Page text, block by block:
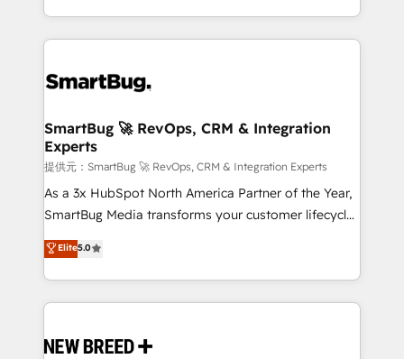
service wired together. ➤ AI and Integrations: Layer
tune-ups, feature rollouts, adoption coaching. Buying
HubSpot, switching to it, or reviving a stale portal?
We are built for the work.
をする会社か？ HubSpotを共通基盤に、AIエージェン
トを組み込んだ顧客フロント業務（マーケティング・営
ィブ・エージェンシーです。事業部・グループ会社・部
を、CRMを軸とした全社共通基盤に再構築します。意
思決定者・PMO・現場担当者に並走します。 1️⃣
HubSpot導入・活用支援 顧客データの一元化から、
GTMの見える化・自動化まで。全Hub統合運用、デー
タ品質設計、グループ横断のCRM統合に対応します。
の一部をAIが自律実行する組織への移行を設計・実装。
Breeze・Claude等をHubSpotと連携させ、役割定義・
革を、構想から実装・定着までPMOとして主導。「設
SmartBug 🚀 RevOps, CRM & Integration
Experts
提供元：SmartBug 🚀 RevOps, CRM & Integration Experts
As a 3x HubSpot North America Partner of the Year,
SmartBug Media transforms your customer lifecycle
into a revenue engine. Our unified ecosystem
includes specialized divisions Globalia (AI &
Software) and Point Success Media (Paid Media),
making this the official home for all three brands. 🔄
and system integrations powered by Globalia’s
Elite5.0